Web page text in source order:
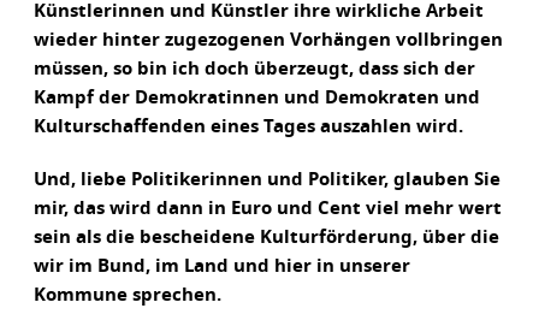
Künstlerinnen und Künstler ihre wirkliche Arbeit
wieder hinter zugezogenen Vorhängen vollbringen
müssen, so bin ich doch überzeugt, dass sich der
Kampf der Demokratinnen und Demokraten und
Kulturschaffenden eines Tages auszahlen wird.
Und, liebe Politikerinnen und Politiker, glauben Sie
mir, das wird dann in Euro und Cent viel mehr wert
sein als die bescheidene Kulturförderung, über die
wir im Bund, im Land und hier in unserer
Kommune sprechen.